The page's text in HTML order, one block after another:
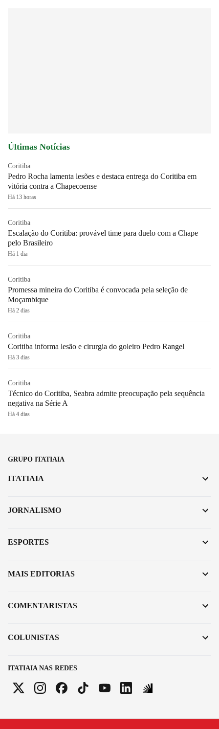
Últimas Notícias
Coritiba
Pedro Rocha lamenta lesões e destaca entrega do Coritiba em
vitória contra a Chapecoense
Há 13 horas
Coritiba
Escalação do Coritiba: provável time para duelo com a Chape
pelo Brasileiro
Há 1 dia
Coritiba
Promessa mineira do Coritiba é convocada pela seleção de
Moçambique
Há 2 dias
Coritiba
Coritiba informa lesão e cirurgia do goleiro Pedro Rangel
Há 3 dias
Coritiba
Técnico do Coritiba, Seabra admite preocupação pela sequência
negativa na Série A
Há 4 dias
GRUPO ITATIAIA
ITATIAIA NAS REDES
ITATIAIA
JORNALISMO
ESPORTES
MAIS EDITORIAS
COMENTARISTAS
COLUNISTAS